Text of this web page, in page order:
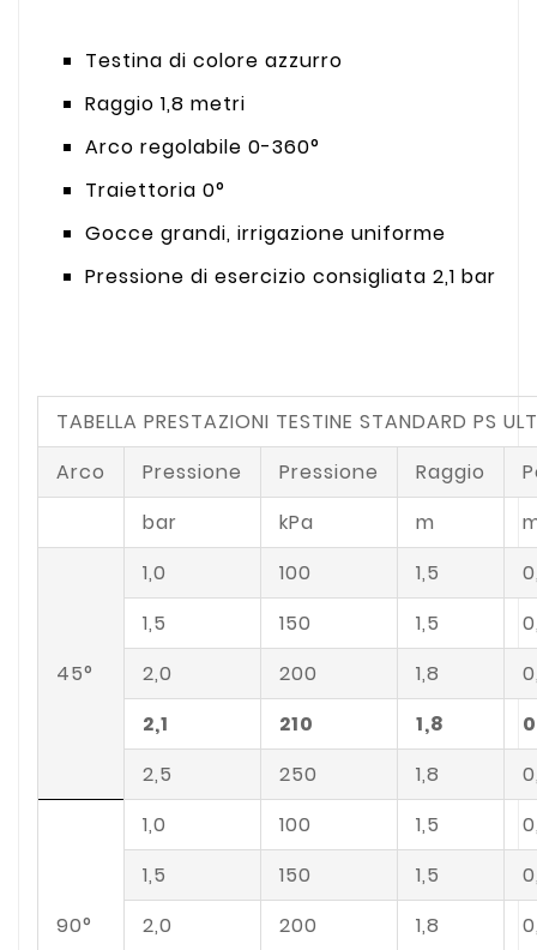
Testina di colore azzurro
Raggio 1,8 metri
Arco regolabile 0-360°
Traiettoria 0°
Gocce grandi, irrigazione uniforme
Pressione di esercizio consigliata 2,1 bar
TABELLA PRESTAZIONI TESTINE STANDARD PS
Arco
Pressione Pressione Raggio
bar
kPa m
45°
1,0 100 1,5
1,5
150 1,5
2,0
200 1,8
2,1
210 1,8
2,5
250 1,8
90°
1,0 100 1,5
1,5
150 1,5
2,0
200 1,8